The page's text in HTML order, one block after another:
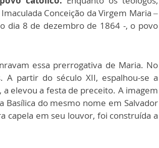
Conceição da Virgem Maria –
dia 8 de dezembro de 1864 -, o povo
essa prerrogativa de Maria. No
A partir do século XII, espalhou-se a
elevou a festa de preceito. A imagem
Basílica do mesmo nome em Salvador
capela em seu louvor, foi construída a